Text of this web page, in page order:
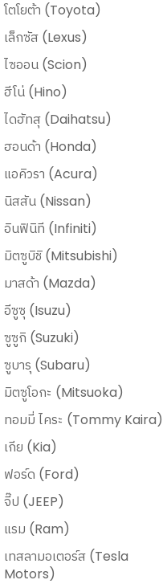
โตโยต้า (Toyota)
เล็กซัส (Lexus)
ไซออน (Scion)
ฮีโน่ (Hino)
ไดฮัทสุ (Daihatsu)
ฮอนด้า (Honda)
แอคิวรา (Acura)
นิสสัน (Nissan)
อินฟินิที (Infiniti)
มิตซูบิชิ (Mitsubishi)
มาสด้า (Mazda)
อีซูซุ (Isuzu)
ซูซูกิ (Suzuki)
ซูบารุ (Subaru)
มิตซูโอกะ (Mitsuoka)
ทอมมี่ ไคระ (Tommy Kaira)
เกีย (Kia)
ฟอร์ด (Ford)
จี๊ป (JEEP)
แรม (Ram)
เทสลามอเตอร์ส (Tesla
Motors)